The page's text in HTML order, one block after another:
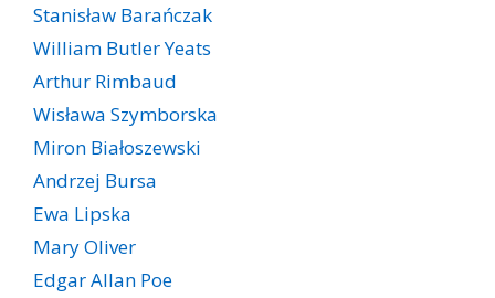
Stanisław Barańczak
William Butler Yeats
Arthur Rimbaud
Wisława Szymborska
Miron Białoszewski
Andrzej Bursa
Ewa Lipska
Mary Oliver
Edgar Allan Poe